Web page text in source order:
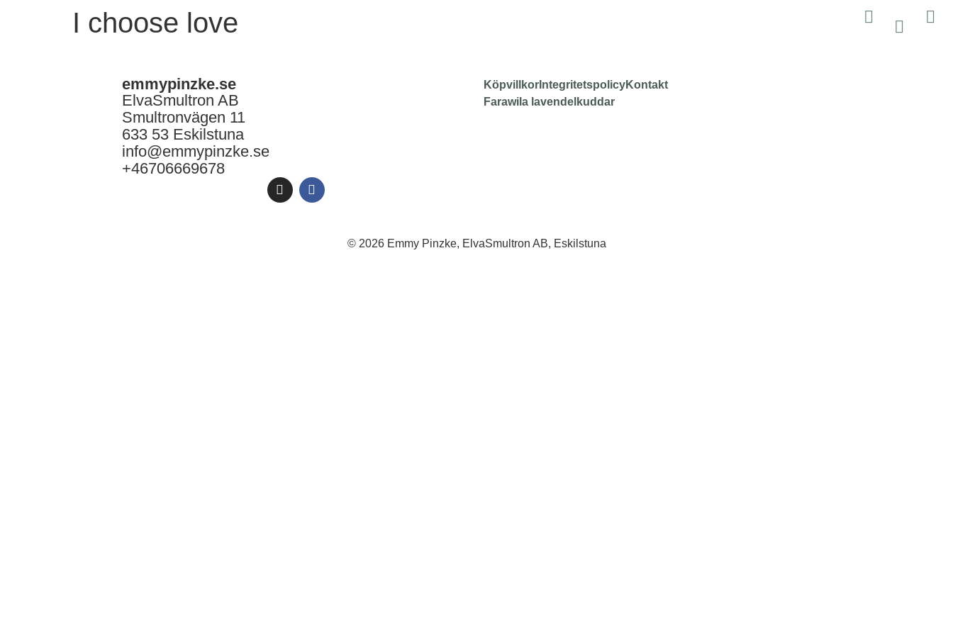
I choose love
emmypinzke.se
ElvaSmultron AB
Smultronvägen 11
633 53 Eskilstuna
info@emmypinzke.se
+46706669678
Köpvillkor IntegritetspolicyKontakt
Farawila lavendelkuddar
© 2026 Emmy Pinzke, ElvaSmultron AB, Eskilstuna